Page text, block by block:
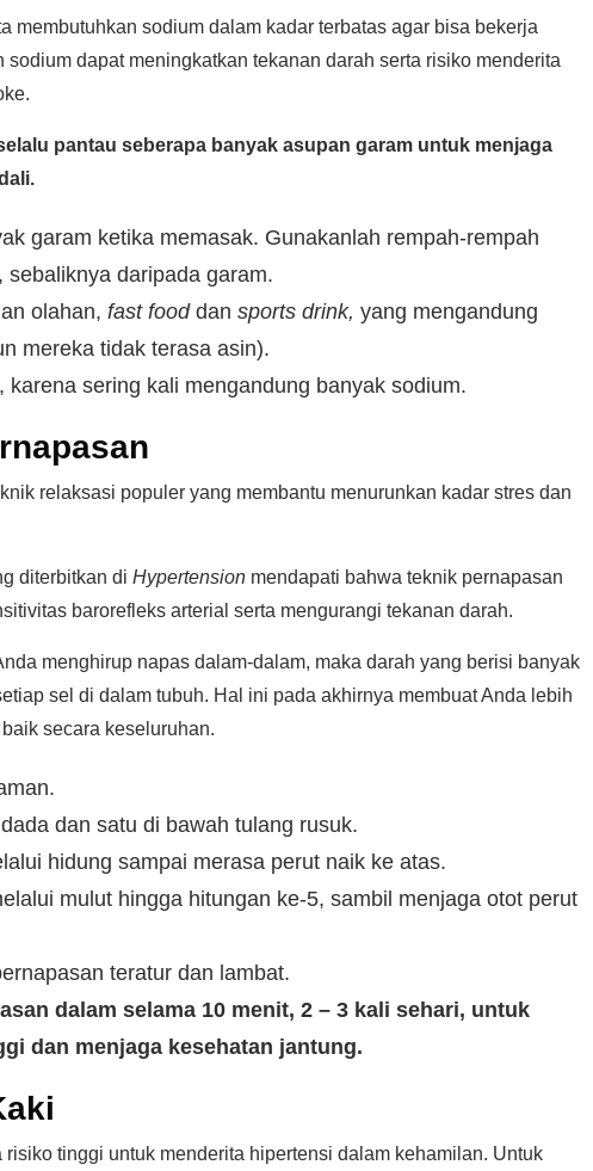
membutuhkan sodium dalam kadar terbatas agar bisa bekerja
dapat meningkatkan tekanan darah serta risiko menderita
pantau seberapa banyak asupan garam untuk menjaga
garam ketika memasak. Gunakanlah rempah-rempah
daripada garam.
olahan, fast fooddan sports drink, yang mengandung
mereka tidak terasa asin).
karena sering kali mengandung banyak sodium.
relaksasi populer yang membantu menurunkan kadar stres dan
diterbitkan di Hypertension mendapati bahwa teknik pernapasan
barorefleks arterial serta mengurangi tekanan darah.
menghirup napas dalam-dalam, maka darah yang berisi banyak
sel di dalam tubuh. Hal ini pada akhirnya membuat Anda lebih
secara keseluruhan.
dan satu di bawah tulang rusuk.
hidung sampai merasa perut naik ke atas.
mulut hingga hitungan ke-5, sambil menjaga otot perut
teratur dan lambat.
dalam selama 10 menit, 2 – 3 kali sehari, untuk
dan menjaga kesehatan jantung.
tinggi untuk menderita hipertensi dalam kehamilan. Untuk